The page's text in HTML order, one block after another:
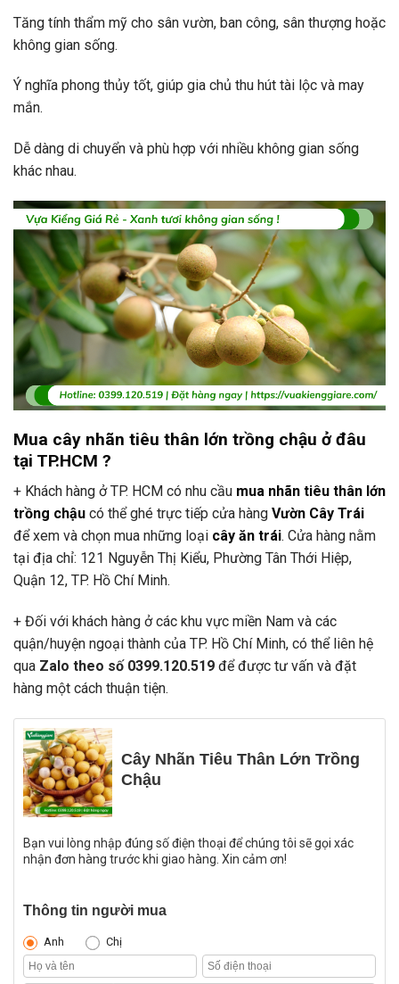
Tăng tính thẩm mỹ cho sân vườn, ban công, sân thượng hoặc
không gian sống.
Ý nghĩa phong thủy tốt, giúp gia chủ thu hút tài lộc và may
mắn.
Dễ dàng di chuyển và phù hợp với nhiều không gian sống
khác nhau.
Mua cây nhãn tiêu thân lớn trồng chậu ở đâu
tại TP.HCM ?
+ Khách hàng ở TP. HCM có nhu cầu mua nhãn tiêu thân lớn
trồng chậu có thể ghé trực tiếp cửa hàng Vườn Cây Trái
để xem và chọn mua những loại cây ăn trái. Cửa hàng nằm
tại địa chỉ: 121 Nguyễn Thị Kiểu, Phường Tân Thới Hiệp,
Quận 12, TP. Hồ Chí Minh.
+ Đối với khách hàng ở các khu vực miền Nam và các
quận/huyện ngoại thành của TP. Hồ Chí Minh, có thể liên hệ
qua Zalo theo số 0399.120.519 để được tư vấn và đặt
hàng một cách thuận tiện.
Cây Nhãn Tiêu Thân Lớn Trồng
Chậu
Bạn vui lòng nhập đúng số điện thoại để chúng tôi sẽ gọi xác
nhận đơn hàng trước khi giao hàng. Xin cảm ơn!
Thông tin người mua
Anh Chị